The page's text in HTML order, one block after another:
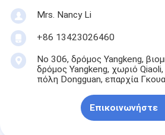
Mrs. Nancy Li
+86 13423026460
Νο 306, δρόμος Yangkeng,
δρόμος Yangkeng, χωριό
πόλη Dongguan, επαρχία
Επικοινωνήστε